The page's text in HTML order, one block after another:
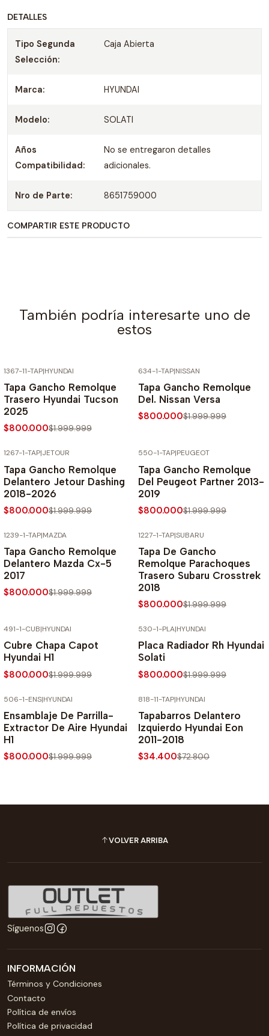
DETALLES
Tipo Segunda
Selección:
Caja Abierta
Marca: HYUNDAI
Modelo: SOLATI
Años
Compatibilidad:
No se entregaron detalles
adicionales.
Nro de Parte: 8651759000
COMPARTIR ESTE PRODUCTO
También podría interesarte uno de
estos
1367-11-TAP|HYUNDAI
Tapa Gancho Remolque
Trasero Hyundai Tucson
2025
$800.000$1.999.999
634-1-TAP|NISSAN
Tapa Gancho Remolque
Del. Nissan Versa
$800.000$1.999.999
1267-1-TAP|JETOUR
Tapa Gancho Remolque
Delantero Jetour Dashing
2018-2026
$800.000$1.999.999
550-1-TAP|PEUGEOT
Tapa Gancho Remolque
Del Peugeot Partner 2013-
2019
$800.000$1.999.999
1239-1-TAP|MAZDA
Tapa Gancho Remolque
Delantero Mazda Cx-5
2017
$800.000$1.999.999
1227-1-TAP|SUBARU
Tapa De Gancho
Remolque Parachoques
Trasero Subaru Crosstrek
2018
$800.000$1.999.999
491-1-CUB|HYUNDAI
Cubre Chapa Capot
Hyundai H1
$800.000$1.999.999
530-1-PLA|HYUNDAI
Placa Radiador Rh Hyundai
Solati
$800.000$1.999.999
506-1-ENS|HYUNDAI
Ensamblaje De Parrilla-
Extractor De Aire Hyundai
H1
$800.000$1.999.999
818-11-TAP|HYUNDAI
Tapabarros Delantero
Izquierdo Hyundai Eon
2011-2018
$34.400$72.800
VOLVER ARRIBA
Síguenos
INFORMACIÓN
Términos y Condiciones
Contacto
Política de envíos
Política de privacidad